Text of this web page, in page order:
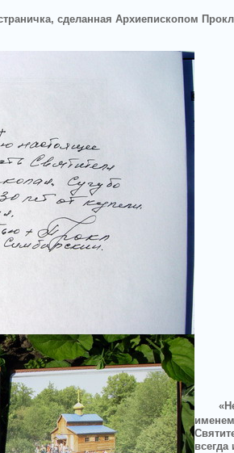
сделанная Архиепископом